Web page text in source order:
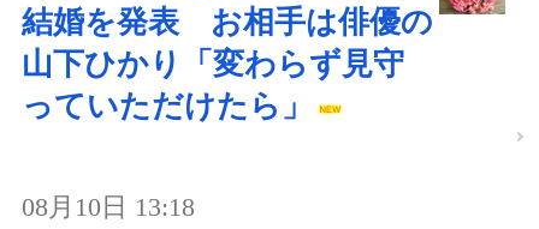
結婚を発表 お相手は俳優の
山下ひかり「変わらず見守
っていただけたら」
08月10日 13:18